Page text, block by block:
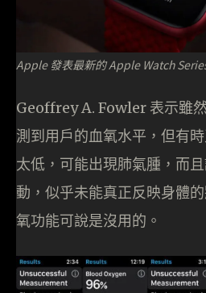
Apple 發表最新的 Apple Watch
Geoffrey A. Fowler 表示雖
測到用戶的血氧水平，但有
太低，可能出現肺氣腫，而
動，似乎未能真正反映身體
氧功能可說是沒用的。